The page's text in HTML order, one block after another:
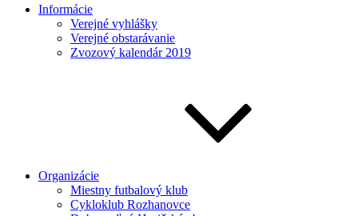
Informácie
Verejné vyhlášky
Verejné obstarávanie
Zvozový kalendár 2019
Organizácie
Miestny futbalový klub
Cykloklub Rozhanovce